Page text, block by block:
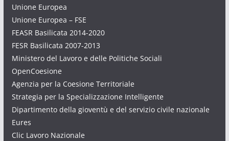
Unione Europea
Unione Europea – FSE
FEASR Basilicata 2014-2020
FESR Basilicata 2007-2013
Ministero del Lavoro e delle Politiche Sociali
OpenCoesione
Agenzia per la Coesione Territoriale
Strategia per la Specializzazione Intelligente
Dipartimento della gioventù e del servizio civile nazionale
Eures
Clic Lavoro Nazionale